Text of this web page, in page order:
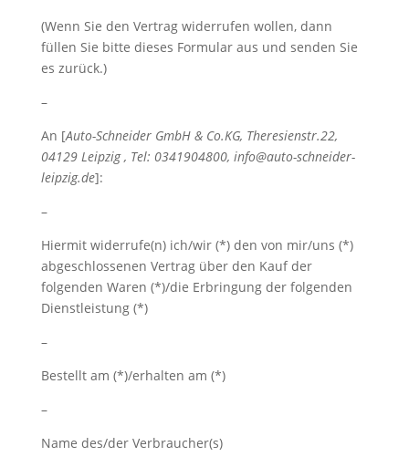
(Wenn Sie den Vertrag widerrufen wollen, dann
füllen Sie bitte dieses Formular aus und senden Sie
es zurück.)
–
An [Auto-Schneider GmbH & Co.KG, Theresienstr.22,
04129 Leipzig , Tel: 0341904800, info@auto-schneider-
leipzig.de]:
–
Hiermit widerrufe(n) ich/wir (*) den von mir/uns (*)
abgeschlossenen Vertrag über den Kauf der
folgenden Waren (*)/die Erbringung der folgenden
Dienstleistung (*)
–
Bestellt am (*)/erhalten am (*)
–
Name des/der Verbraucher(s)